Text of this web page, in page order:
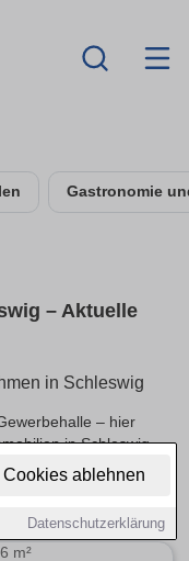
ablehnen
Datenschutzerklärung
Gastronomie
– Aktuelle
in Schleswig
– hier
in Schleswig.
und etablierte
Flächen suchen.